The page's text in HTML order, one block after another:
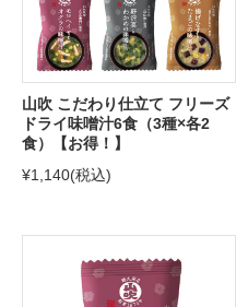
山吹 こだわり仕立て フリーズ
ドライ味噌汁6食（3種×各2
食）【お得！】
¥1,140(税込)